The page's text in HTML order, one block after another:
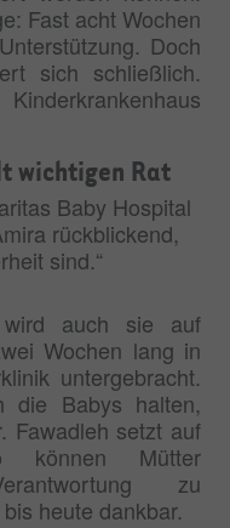
Fast acht Wochen
Doch
sich schließlich.
wichtigen Rat
Baby Hospital
rückblickend,
sind.“
auch sie auf
Wochen lang in
untergebracht.
die Babys halten,
Fawadleh setzt auf
können Mütter
zu
heute dankbar.